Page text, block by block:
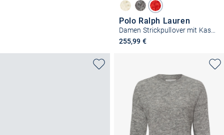
Polo Ralph Lauren
Damen Strickpullover mit Kaschmieranteil
255,99 €